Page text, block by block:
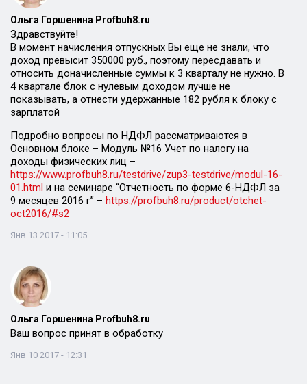
Ольга Горшенина Profbuh8.ru
Здравствуйте!
В момент начисления отпускных Вы еще не знали, что
доход превысит 350000 руб., поэтому пересдавать и
относить доначисленные суммы к 3 кварталу не нужно. В
4 квартале блок с нулевым доходом лучше не
показывать, а отнести удержанные 182 рубля к блоку с
зарплатой
Подробно вопросы по НДФЛ рассматриваются в
Основном блоке – Модуль №16 Учет по налогу на
доходы физических лиц –
https://www.profbuh8.ru/testdrive/zup3-testdrive/modul-16-
01.html и на семинаре “Отчетность по форме 6-НДФЛ за
9 месяцев 2016 г” – https://profbuh8.ru/product/otchet-
oct2016/#s2
Янв 13 2017 - 11:05
Ольга Горшенина Profbuh8.ru
Ваш вопрос принят в обработку
Янв 10 2017 - 12:31